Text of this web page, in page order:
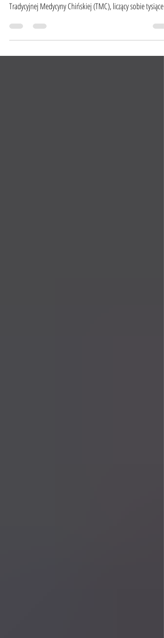
Tradycyjnej Medycyny Chińskiej (TMC), liczący sobie tysiące
łagodzeniu bólu, redukcji stresu i leczeniu wielu schorzeń.
Zabieg, polegający na precyzyjnym wprowadzaniu cienkich,
sterylnych igieł w określone punkty na ciele, jest bezpieczną i